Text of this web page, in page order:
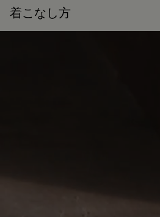
着こなし方